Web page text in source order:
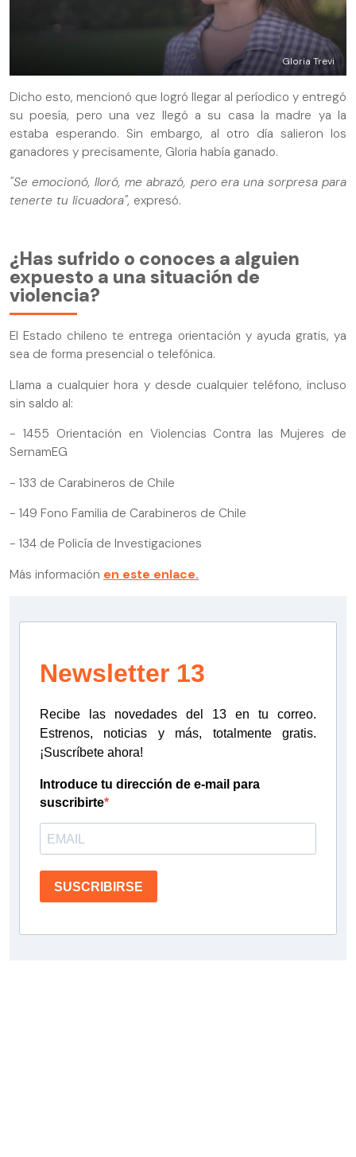
Gloria Trevi
Dicho esto, mencionó que logró llegar al períodico y entregó
su poesía, pero una vez llegó a su casa la madre ya la
estaba esperando. Sin embargo, al otro día salieron los
ganadores y precisamente, Gloria había ganado.
"Se emocionó, lloró, me abrazó, pero era una sorpresa para
tenerte tu licuadora", expresó.
¿Has sufrido o conoces a alguien
expuesto a una situación de
violencia?
El Estado chileno te entrega orientación y ayuda gratis, ya
sea de forma presencial o telefónica.
Llama a cualquier hora y desde cualquier teléfono, incluso
sin saldo al:
- 1455 Orientación en Violencias Contra las Mujeres de
SernamEG
- 133 de Carabineros de Chile
- 149 Fono Familia de Carabineros de Chile
- 134 de Policía de Investigaciones
Más información en este enlace.
Newsletter 13
Recibe las novedades del 13 en tu correo.
Estrenos, noticias y más, totalmente gratis.
¡Suscríbete ahora!
Introduce tu dirección de e-mail para
suscribirte
SUSCRIBIRSE